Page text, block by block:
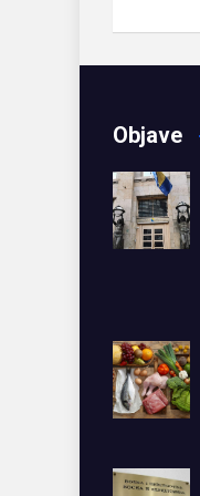
Objave